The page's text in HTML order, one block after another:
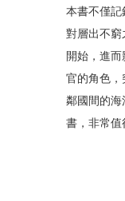
本書不僅記
對層出不窮
開始，進
官的角色，
鄰國間的海
書，非常值